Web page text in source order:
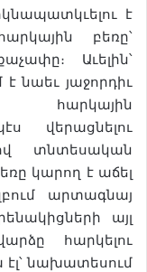
է
բեռը՝
Աւելին՝
է նաեւ յաջորդիւ
հարկային
վերացնելու
տնտեսական
կարող է աճել
արտագնայ
այլ
հարկելու
էլ՝ նախատեսում